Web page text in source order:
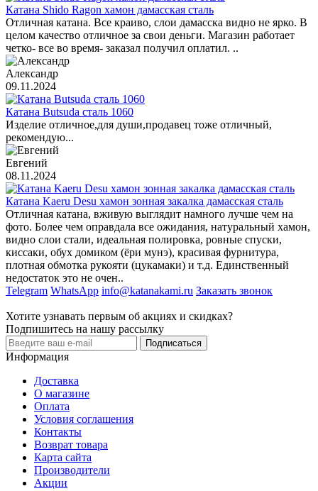
Катана Shido Ragon хамон дамасская сталь
Отличная катана. Все краиво, слои дамасска видно не ярко. В
целом качество отличное за свои деньги. Магазин работает
четко- все во время- заказал получил оплатил. ..
Александр
09.11.2024
Катана Butsuda сталь 1060
Изделие отличное,для души,продавец тоже отличный,
рекомендую...
Евгений
08.11.2024
Катана Kaeru Desu хамон зонная закалка дамасская сталь
Отличная катана, вживую выглядит намного лучше чем на
фото. Более чем оправдала все ожидания, натуральный хамон,
видно слои стали, идеальная полировка, ровные спуски,
киссаки, обух домиком (ёри мунэ), красивая фурнитура,
плотная обмотка рукояти (цукамаки) и т.д. Единственный
недостаток это не очен..
Telegram WhatsApp info@katanakami.ru Заказать звонок
Хотите узнавать первым об акциях и скидках?
Подпишитесь на нашу рассылку
Подписаться
Информация
Доставка
О магазине
Оплата
Условия соглашения
Контакты
Возврат товара
Карта сайта
Производители
Акции